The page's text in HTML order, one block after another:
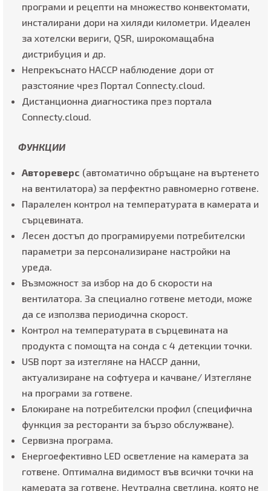
програми и рецепти на множество конвектомати,
инсталирани дори на хиляди километри. Идеален
за хотелски вериги, QSR, широкомащабна
дистрибуция и др.
Непрекъснато HACCP наблюдение дори от
разстояние чрез Портал Connecty.cloud.
Дистанционна диагностика през портала
Connecty.cloud.
ФУНКЦИИ
Автореверс (автоматично обръщане на въртенето
на вентилатора) за перфектно равномерно готвене.
Паралелен контрол на температурата в камерата и
сърцевината.
Лесен достъп до програмируеми потребителски
параметри за персонализиране настройки на
уреда.
Възможност за избор на до 6 скорости на
вентилатора. За специално готвене методи, може
да се използва периодична скорост.
Контрол на температурата в сърцевината на
продукта с помощта на сонда с 4 детекции точки.
USB порт за изтегляне на HACCP данни,
актуализиране на софтуера и качване/ Изтегляне
на програми за готвене.
Блокиране на потребителски профил (специфична
функция за ресторанти за бързо обслужване).
Сервизна програма.
Енергоефективно LED осветление на камерата за
готвене. Оптимална видимост във всички точки на
камерата за готвене. Неутрална светлина, която не